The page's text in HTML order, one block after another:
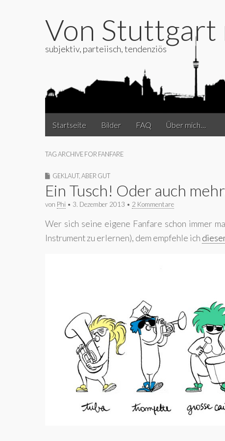
Von Stuttgart
subjektiv, parteiisch, tendenziös
Main
menu
Startseite Bilder FAQ Über mich…
TAG ARCHIVE FOR FANFARE
GEKLAUT, ABER GUT
Ein Tusch! Oder auch
von Phi • 3. Dezember 2013 • 2 Kommentare
Wer sich seine eigene Fanfare schon immer
Instrument zu erlernen), dem empfehle ich